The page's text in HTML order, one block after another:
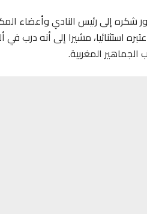
شكره إلى رئيس النادي وأعضاء
استثنائيا، مشيرا إلى أنه
المغربية.